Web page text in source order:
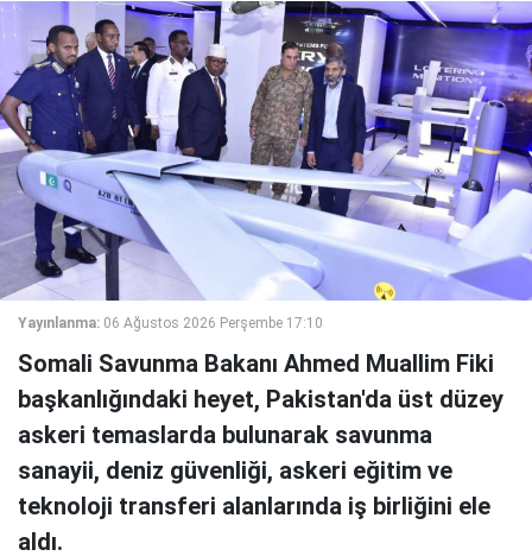
Yayınlanma: 06 Ağustos 2026 Perşembe 17:10
Somali Savunma Bakanı Ahmed Muallim Fiki
başkanlığındaki heyet, Pakistan'da üst düzey
askeri temaslarda bulunarak savunma
sanayii, deniz güvenliği, askeri eğitim ve
teknoloji transferi alanlarında iş birliğini ele
aldı.